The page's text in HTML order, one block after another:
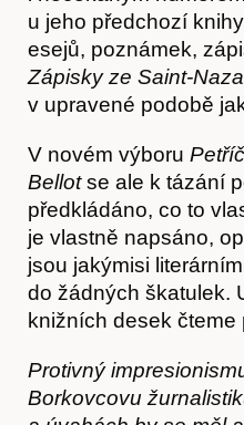
u jeho předchozí
esejů, poznámek,
Zápisky ze Saint-
v upravené podobě
V novém výboru
Bellotse ale k tázání
předkládáno, co to
je vlastně napsáno,
jsou jakýmisi
do žádných škatulek.
knižních desek čteme
Protivný
Borkovcovu